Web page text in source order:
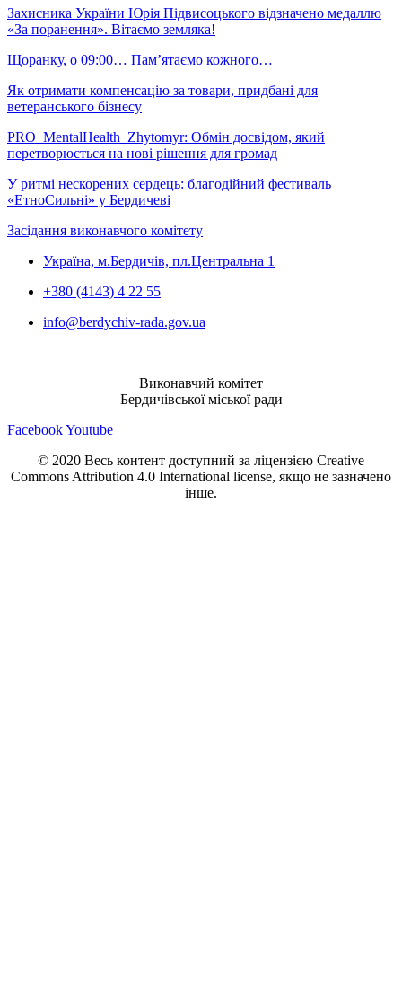
Захисника України Юрія Підвисоцького відзначено медаллю
«За поранення». Вітаємо земляка!
Щоранку, о 09:00… Пам’ятаємо кожного…
Як отримати компенсацію за товари, придбані для
ветеранського бізнесу
PRO_MentalHealth_Zhytomyr: Обмін досвідом, який
перетворюється на нові рішення для громад
У ритмі нескорених сердець: благодійний фестиваль
«ЕтноСильні» у Бердичеві
Засідання виконавчого комітету
Україна, м.Бердичів, пл.Центральна 1
+380 (4143) 4 22 55
info@berdychiv-rada.gov.ua
Виконавчий комітет
Бердичівської міської ради
FacebookYoutube
© 2020 Весь контент доступний за ліцензією Creative
Commons Attribution 4.0 International license, якщо не зазначено
інше.